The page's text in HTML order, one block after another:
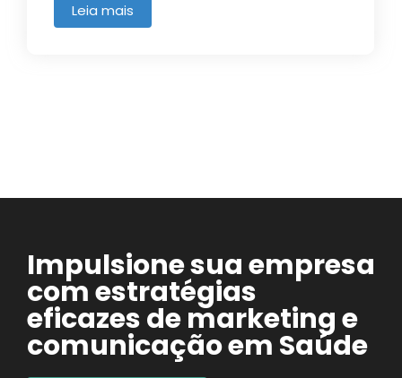
Leia mais
Impulsione sua empresa
com estratégias
eficazes de marketing e
comunicação em Saúde